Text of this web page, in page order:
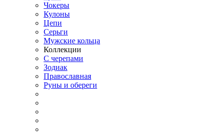
Чокеры
Кулоны
Цепи
Серьги
Мужские кольца
Коллекции
С черепами
Зодиак
Православная
Руны и обереги